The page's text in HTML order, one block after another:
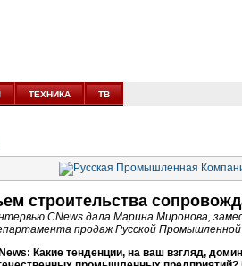
новых условиях
ТЕХНИКА ТВ
строительства
CNews дала Марина Миронова,
продаж Русской Промышленной
Какие тенденции, на ваш взгляд,